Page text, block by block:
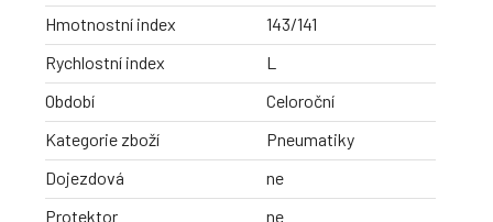
Hmotnostní index
143/141
Rychlostní index
L
Období
Celoroční
Kategorie zboží
Pneumatiky
Dojezdová
ne
Protektor
ne